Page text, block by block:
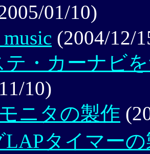
01/10)
(2004/12/
テ・カーナビ
10)
ニタの製作
LAPタイマー